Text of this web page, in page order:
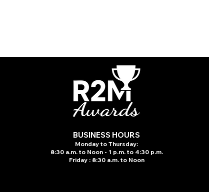
BUSINESS HOURS
Monday to Thursday:
8:30 a.m. to Noon - 1 p.m. to 4:30 p.m.
Friday : 8:30 a.m. to Noon